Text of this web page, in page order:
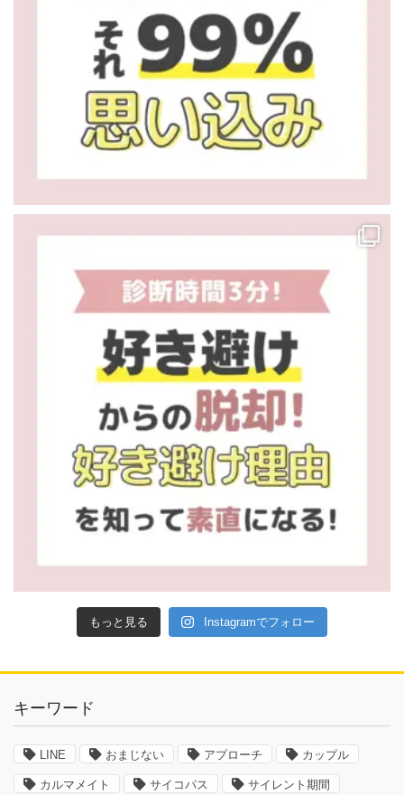
もっと見る Instagramでフォロー
キーワード
LINE おまじない アプローチ カップル
カルマメイト サイコパス サイレント期間